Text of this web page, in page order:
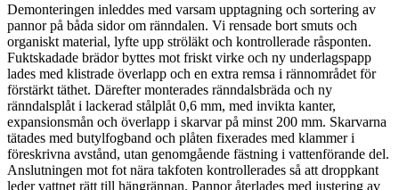
Demonteringen inleddes med varsam upptagning och sortering av
pannor på båda sidor om ränndalen. Vi rensade bort smuts och
organiskt material, lyfte upp ströläkt och kontrollerade råsponten.
Fuktskadade brädor byttes mot friskt virke och ny underlagspapp
lades med klistrade överlapp och en extra remsa i rännområdet för
förstärkt täthet. Därefter monterades ränndalsbräda och ny
ränndalsplåt i lackerad stålplåt 0,6 mm, med invikta kanter,
expansionsmån och överlapp i skarvar på minst 200 mm. Skarvarna
tätades med butylfogband och plåten fixerades med klammer i
föreskrivna avstånd, utan genomgående fästning i vattenförande del.
Anslutningen mot fot nära takfoten kontrollerades så att droppkant
leder vattnet rätt till hängrännan. Pannor återlades med justering av